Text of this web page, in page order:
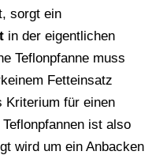
sorgt ein
in der eigentlichen
Teflonpfanne muss
Fetteinsatz
Kriterium für einen
ist also
wird um ein Anbacken